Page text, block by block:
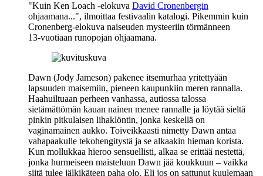
"Kuin Ken Loach ‑elokuva David Cronenbergin
ohjaamana...", ilmoittaa festivaalin katalogi. Pikemmin kuin
Cronenberg-elokuva naiseuden mysteeriin törmänneen
13‑vuotiaan runopojan ohjaamana.
Dawn (Jody Jameson) pakenee itsemurhaa yritettyään
lapsuuden maisemiin, pieneen kaupunkiin meren rannalla.
Haahuiltuaan perheen vanhassa, autiossa talossa
sietämättömän kauan nainen menee rannalle ja löytää sieltä
pinkin pitkulaisen lihaklöntin, jonka keskellä on
vaginamainen aukko. Toiveikkaasti nimetty Dawn antaa
vahapaakulle tekohengitystä ja se alkaakin hieman korista.
Kun mollukkaa hieroo sensuellisti, alkaa se erittää nestettä,
jonka hurmeiseen maisteluun Dawn jää koukkuun – vaikka
siitä tulee jälkikäteen paha olo. Eli jos on sattunut kuulemaan